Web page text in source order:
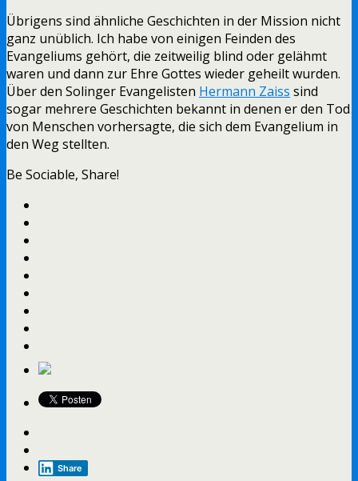
Übrigens sind ähnliche Geschichten in der Mission nicht
ganz unüblich. Ich habe von einigen Feinden des
Evangeliums gehört, die zeitweilig blind oder gelähmt
waren und dann zur Ehre Gottes wieder geheilt wurden.
Über den Solinger Evangelisten Hermann Zaiss sind
sogar mehrere Geschichten bekannt in denen er den Tod
von Menschen vorhersagte, die sich dem Evangelium in
den Weg stellten.
Be Sociable, Share!
Share